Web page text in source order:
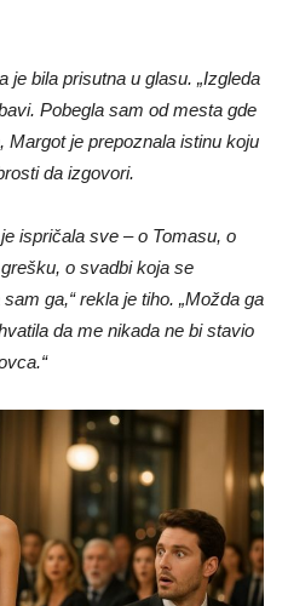
je bila prisutna u glasu. „Izgleda
Pobegla sam od mesta gde
Margot je prepoznala istinu koju
da izgovori.
ispričala sve – o Tomasu, o
o svadbi koja se
ga,“ rekla je tiho. „Možda ga
da me nikada ne bi stavio